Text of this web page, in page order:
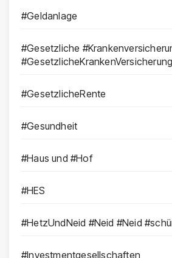
#Geldanlage
#Gesetzliche
#GesetzlicheKrankenVersicherung
#GesetzlicheRente
#Gesundheit
#Haus und #Hof
#HES
#HetzUndNeid #Neid #Neid
#Investmentgesellschaften